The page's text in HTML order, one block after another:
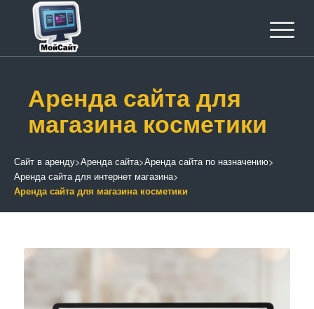
Аренда сайта для
магазина косметики
Сайт в аренду>Аренда сайта>Аренда сайта по назначению>
Аренда сайта для интернет магазина>
Аренда сайта для магазина косметики